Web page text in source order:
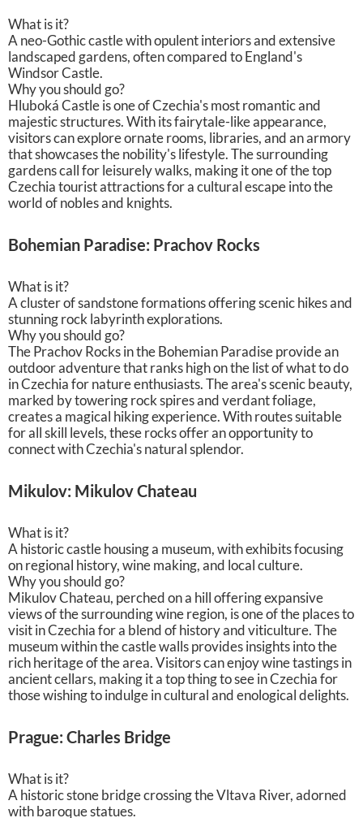
What is it?
A neo-Gothic castle with opulent interiors and extensive
landscaped gardens, often compared to England's
Windsor Castle.
Why you should go?
Hluboká Castle is one of Czechia's most romantic and
majestic structures. With its fairytale-like appearance,
visitors can explore ornate rooms, libraries, and an armory
that showcases the nobility's lifestyle. The surrounding
gardens call for leisurely walks, making it one of the top
Czechia tourist attractions for a cultural escape into the
world of nobles and knights.
Bohemian Paradise: Prachov Rocks
What is it?
A cluster of sandstone formations offering scenic hikes and
stunning rock labyrinth explorations.
Why you should go?
The Prachov Rocks in the Bohemian Paradise provide an
outdoor adventure that ranks high on the list of what to do
in Czechia for nature enthusiasts. The area's scenic beauty,
marked by towering rock spires and verdant foliage,
creates a magical hiking experience. With routes suitable
for all skill levels, these rocks offer an opportunity to
connect with Czechia's natural splendor.
Mikulov: Mikulov Chateau
What is it?
A historic castle housing a museum, with exhibits focusing
on regional history, wine making, and local culture.
Why you should go?
Mikulov Chateau, perched on a hill offering expansive
views of the surrounding wine region, is one of the places to
visit in Czechia for a blend of history and viticulture. The
museum within the castle walls provides insights into the
rich heritage of the area. Visitors can enjoy wine tastings in
ancient cellars, making it a top thing to see in Czechia for
those wishing to indulge in cultural and enological delights.
Prague: Charles Bridge
What is it?
A historic stone bridge crossing the Vltava River, adorned
with baroque statues.